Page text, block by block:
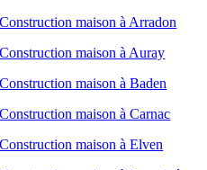
Construction maison à Arradon
Construction maison à Auray
Construction maison à Baden
Construction maison à Carnac
Construction maison à Elven